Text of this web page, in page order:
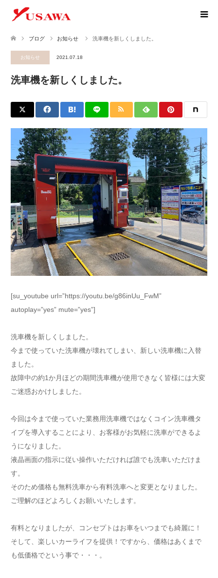
ブログ お知らせ 洗車機を新しくしました。
お知らせ 2021.07.18
洗車機を新しくしました。
[su_youtube url=”https://youtu.be/g86inUu_FwM”
autoplay=”yes” mute=”yes”]
洗車機を新しくしました。
今まで使っていた洗車機が壊れてしまい、新しい洗車機に入替
ました。
故障中の約1か月ほどの期間洗車機が使用できなく皆様には大変
ご迷惑おかけしました。
今回は今まで使っていた業務用洗車機ではなくコイン洗車機タ
イプを導入することにより、お客様がお気軽に洗車ができるよ
うになりました。
液晶画面の指示に従い操作いただければ誰でも洗車いただけま
す。
そのため価格も無料洗車から有料洗車へと変更となりました。
ご理解のほどよろしくお願いいたします。
有料となりましたが、コンセプトはお車をいつまでも綺麗に！
そして、楽しいカーライフを提供！ですから、価格はあくまで
も低価格でという事で・・・。